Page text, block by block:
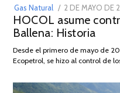
Gas Natural
POSTED
ON
2 DE MAYO DE
HOCOL asume
Ballena: Historia
Desde el primero de mayo de
Ecopetrol, se hizo al control de